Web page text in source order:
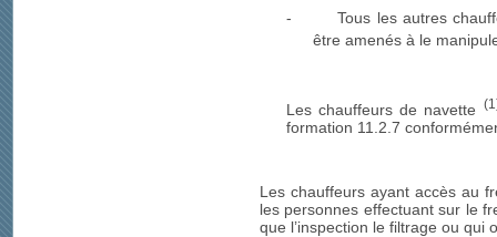
-
Tous les autres
être amenés à le
Les chauffeurs de navette
formation 11.2.7
Les chauffeurs ayant accès au
les personnes effectuant sur le
que l’inspection le filtrage ou qui